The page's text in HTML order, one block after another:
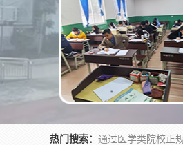
热门搜索：